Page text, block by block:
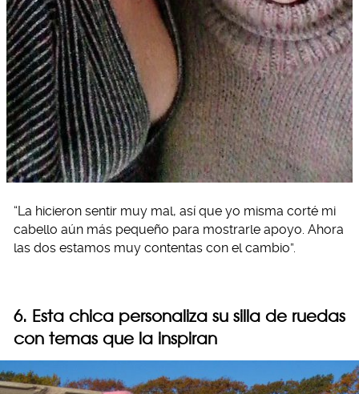
“La hicieron sentir muy mal, así que yo misma corté mi
cabello aún más pequeño para mostrarle apoyo. Ahora
las dos estamos muy contentas con el cambio”.
6. Esta chica personaliza su silla de ruedas
con temas que la inspiran